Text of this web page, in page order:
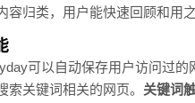
容归类，用户能快速回顾和用
可以自动保存用户访问过的
关键词相关的网页。 关键词